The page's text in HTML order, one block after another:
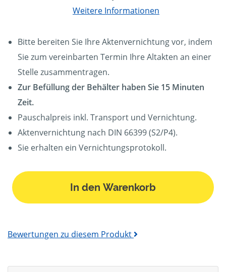
Weitere Informationen
Bitte bereiten Sie Ihre Aktenvernichtung vor, indem
Sie zum vereinbarten Termin Ihre Altakten an einer
Stelle zusammentragen.
Zur Befüllung der Behälter haben Sie 15 Minuten
Zeit.
Pauschalpreis inkl. Transport und Vernichtung.
Aktenvernichtung nach DIN 66399 (S2/P4).
Sie erhalten ein Vernichtungsprotokoll.
In den Warenkorb
Bewertungen zu diesem Produkt